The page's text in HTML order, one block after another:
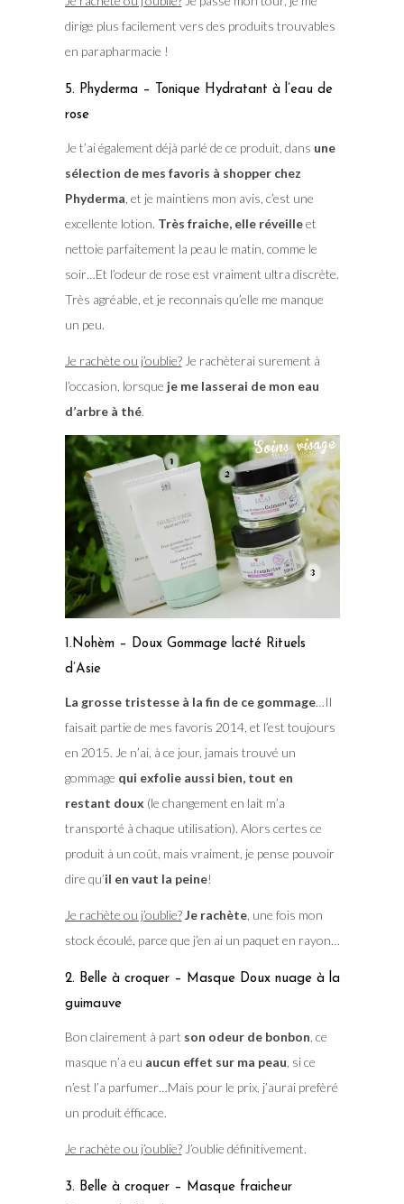
dirige plus facilement vers des produits trouvables
en parapharmacie !
5. Phyderma – Tonique Hydratant à l’eau de
rose
Je t’ai également déjà parlé de ce produit, dans une
sélection de mes favoris à shopper chez
Phyderma , et je maintiens mon avis, c’est une
excellente lotion. Très fraiche, elle réveilleet
nettoie parfaitement la peau le matin, comme le
soir…Et l’odeur de rose est vraiment ultra discrète.
Très agréable, et je reconnais qu’elle me manque
un peu.
Je rachète ou j’oublie?Je rachèterai surement à
l’occasion, lorsque je me lasserai de mon eau
d’arbre à thé.
1.Nohèm – Doux Gommage lacté Rituels
d’Asie
La grosse tristesse à la fin de ce gommage…Il
faisait partie de mes favoris 2014, et l’est toujours
en 2015. Je n’ai, à ce jour, jamais trouvé un
gommage qui exfolie aussi bien, tout en
restant doux (le changement en lait m’a
transporté à chaque utilisation). Alors certes ce
produit à un coût, mais vraiment, je pense pouvoir
dire qu’il en vaut la peine!
Je rachète ou j’oublie? Je rachète, une fois mon
stock écoulé, parce que j’en ai un paquet en rayon…
2. Belle à croquer – Masque Doux nuage à la
guimauve
Bon clairement à part son odeur de bonbon , ce
masque n’a eu aucun effet sur ma peau , si ce
n’est l’a parfumer…Mais pour le prix, j’aurai prefèré
un produit éfficace.
Je rachète ou j’oublie?J’oublie définitivement.
3. Belle à croquer – Masque fraicheur